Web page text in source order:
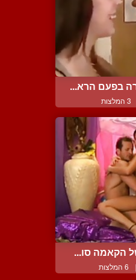
בפעם הרא...
3 המלצות
הקאמה סו...
| 6 המלצות